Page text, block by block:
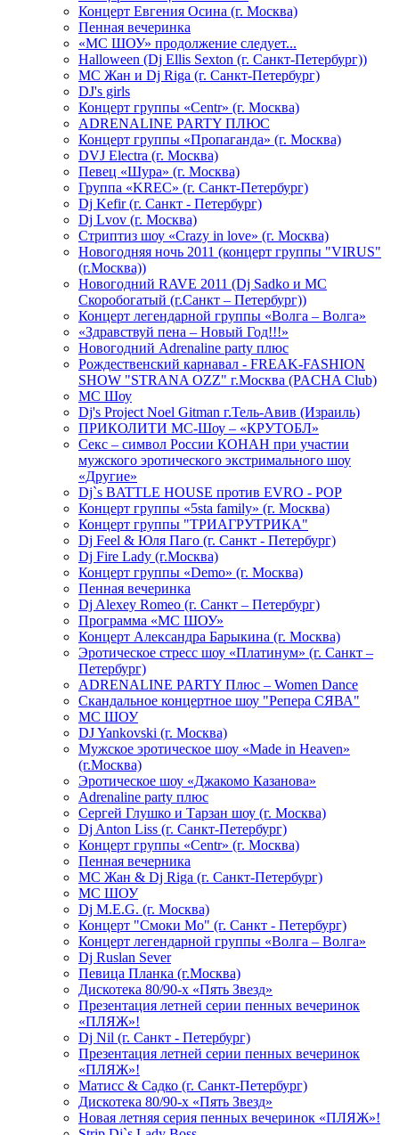
Концерт Евгения Осина (г. Москва)
Пенная вечеринка
«МС ШОУ» продолжение следует...
Halloween (Dj Ellis Sexton (г. Санкт-Петербург))
МС Жан и Dj Riga (г. Санкт-Петербург)
DJ's girls
Концерт группы «Centr» (г. Москва)
ADRENALINE PARTY ПЛЮС
Концерт группы «Пропаганда» (г. Москва)
DVJ Electra (г. Москва)
Певец «Шура» (г. Москва)
Группа «KREC» (г. Санкт-Петербург)
Dj Kefir (г. Санкт - Петербург)
Dj Lvov (г. Москва)
Стриптиз шоу «Crazy in love» (г. Москва)
Новогодняя ночь 2011 (концерт группы "VIRUS"
(г.Москва))
Новогодний RAVE 2011 (Dj Sadko и MC
Скоробогатый (г.Санкт – Петербург))
Концерт легендарной группы «Волга – Волга»
«Здравствуй пена – Новый Год!!!»
Новогодний Adrenaline party плюс
Рождественский карнавал - FREAK-FASHION
SHOW "STRANA OZZ" г.Москва (PACHA Club)
MC Шоу
Dj's Project Noel Gitman г.Тель-Авив (Израиль)
ПРИКОЛИТИ МС-Шоу – «КРУТОБЛ»
Секс – символ России КОНАН при участии
мужского эротического экстримального шоу
«Другие»
Dj`s BATTLE HOUSE против EVRO - POP
Концерт группы «5sta family» (г. Москва)
Концерт группы "ТРИАГРУТРИКА"
Dj Feel & Юля Паго (г. Санкт - Петербург)
Dj Fire Lady (г.Москва)
Концерт группы «Demo» (г. Москва)
Пенная вечеринка
Dj Alexey Romeo (г. Санкт – Петербург)
Программа «МС ШОУ»
Концерт Александра Барыкина (г. Москва)
Эротическое стресс шоу «Платинум» (г. Санкт –
Петербург)
ADRENALINE PARTY Плюс – Women Dance
Скандальное концертное шоу "Репера СЯВА"
МС ШОУ
DJ Yankovski (г. Москва)
Мужское эротическое шоу «Made in Heaven»
(г.Москва)
Эротическое шоу «Джакомо Казанова»
Adrenaline party плюс
Сергей Глушко и Тарзан шоу (г. Москва)
Dj Anton Liss (г. Санкт-Петербург)
Концерт группы «Centr» (г. Москва)
Пенная вечерника
МС Жан & Dj Riga (г. Санкт-Петербург)
МС ШОУ
Dj M.E.G. (г. Москва)
Концерт "Смоки Мо" (г. Санкт - Петербург)
Концерт легендарной группы «Волга – Волга»
Dj Ruslan Sever
Певица Планка (г.Москва)
Дискотека 80/90-х «Пять Звезд»
Презентация летней серии пенных вечеринок
«ПЛЯЖ»!
Dj Nil (г. Санкт - Петербург)
Презентация летней серии пенных вечеринок
«ПЛЯЖ»!
Матисс & Садко (г. Санкт-Петербург)
Дискотека 80/90-х «Пять Звезд»
Новая летняя серия пенных вечеринок «ПЛЯЖ»!